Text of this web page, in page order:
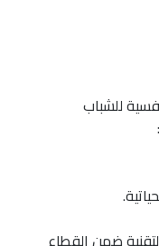
للشباب
ضمن القطاع